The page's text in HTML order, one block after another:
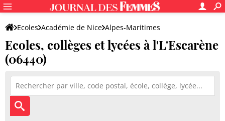
Ecoles Académie de Nice Alpes-Maritimes
Ecoles, collèges et lycées à l'L'Escarène
(06440)